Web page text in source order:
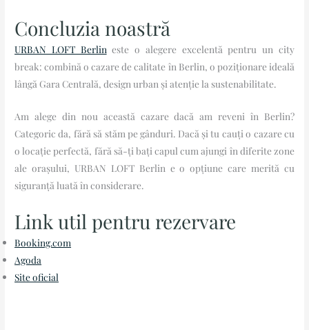
Concluzia noastră
URBAN LOFT Berlin este o alegere excelentă pentru un city
break: combină o cazare de calitate în Berlin, o poziționare ideală
lângă Gara Centrală, design urban și atenție la sustenabilitate.
Am alege din nou această cazare dacă am reveni în Berlin?
Categoric da, fără să stăm pe gânduri. Dacă și tu cauți o cazare cu
o locație perfectă, fără să-ți bați capul cum ajungi în diferite zone
ale orașului, URBAN LOFT Berlin e o opțiune care merită cu
siguranță luată în considerare.
Link util pentru rezervare
Booking.com
Agoda
Site oficial